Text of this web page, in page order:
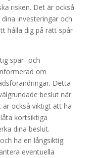
risken. Det är också
investeringar och
hålla dig på rätt spår
spar- och
om
Detta
beslut när
är också viktigt att ha
kortsiktiga
dina beslut.
ha en långsiktig
eventuella